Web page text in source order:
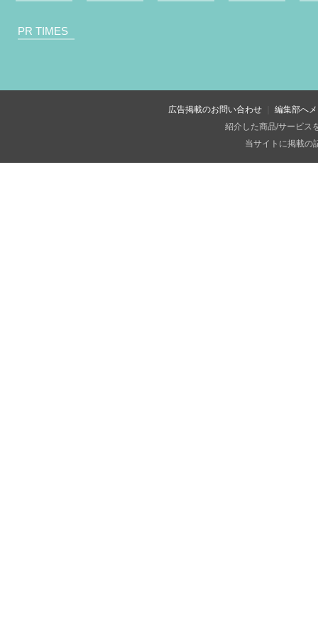
PR TIMES
広告掲載のお問い合わせ
編集部へ
紹介した商品/サービス
当サイトに掲載の